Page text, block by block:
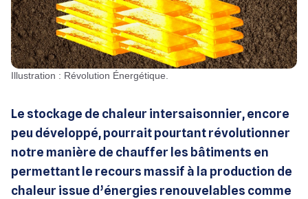
Illustration : Révolution Énergétique.
Le stockage de chaleur intersaisonnier, encore
peu développé, pourrait pourtant révolutionner
notre manière de chauffer les bâtiments en
permettant le recours massif à la production de
chaleur issue d’énergies renouvelables comme